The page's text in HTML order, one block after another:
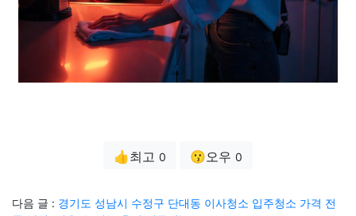
👍최고 0 😗오우 0
다음 글 : 경기도 성남시 수정구 단대동 이사청소 입주청소 가격 전